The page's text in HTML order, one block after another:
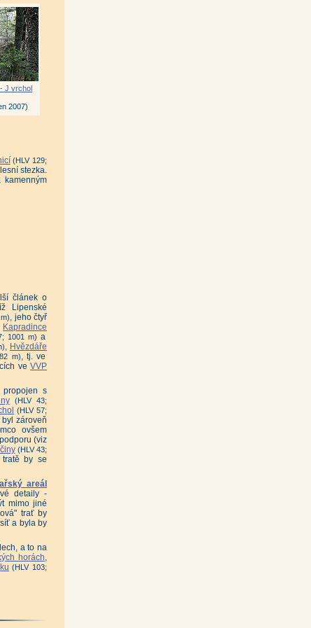
J vrchol
2007)
(HLV 129;
stezka.
článek o
Lipenské
, jeho čtyř
Kapradince
1001 m) a
, Hvězdáře
m), tj. ve
ve VVP
s
(HLV 43;
(HLV 57;
zároveň
ovšem
(viz
(HLV 43;
by se
areál
detaily -
mimo jiné
trať by
a byla by
a to na
horách,
(HLV 103;